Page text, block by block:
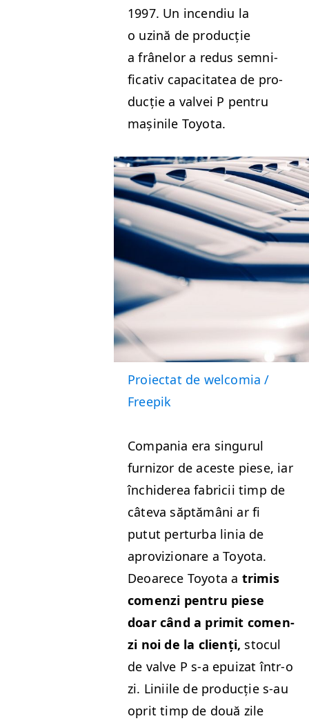
1997. Un incendiu la
o uzină de pro­ducție
a frânelor a redus sem­ni­
fica­tiv capac­i­tatea de pro­
ducție a valvei P pen­tru
mașinile Toyota.
Proiec­tat de wel­co­mia /
Freepik
Com­pa­nia era sin­gu­rul
furni­zor de aces­te piese, iar
închiderea fabricii timp de
câte­va săp­tămâni ar fi
putut per­tur­ba linia de
aprovizionare a Toy­ota.
Deoarece Toy­ota a trim­is
comen­zi pen­tru piese
doar când a prim­it comen­
zi noi de la clienți, stocul
de valve P s‑a epuizat într‑o
zi. Lini­ile de pro­ducție s‑au
oprit timp de două zile